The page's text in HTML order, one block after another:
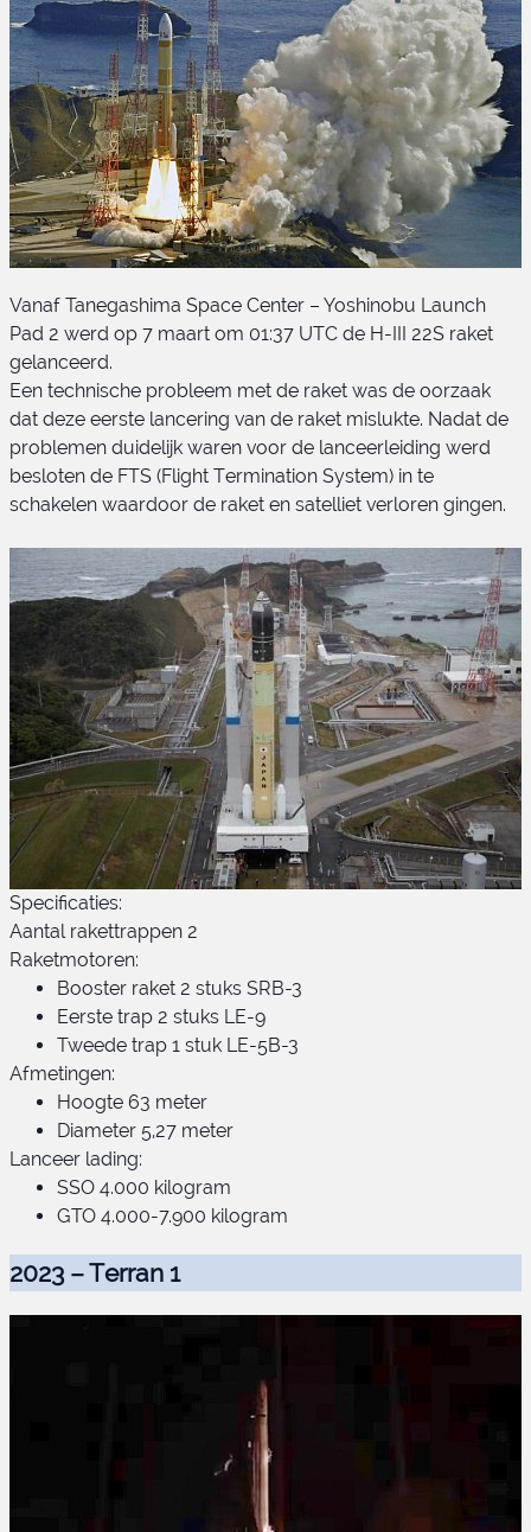
H-III 22S raket
Vanaf Tanegashima Space Center – Yoshinobu Launch
Pad 2 werd op 7 maart om 01:37 UTC de H-III 22S raket
gelanceerd.
Een technische probleem met de raket was de oorzaak
dat deze eerste lancering van de raket mislukte. Nadat de
problemen duidelijk waren voor de lanceerleiding werd
besloten de FTS (Flight Termination System) in te
schakelen waardoor de raket en satelliet verloren gingen.
H-III 22S raket
Specificaties:
Aantal rakettrappen 2
Raketmotoren:
Booster raket 2 stuks SRB-3
Eerste trap 2 stuks LE-9
Tweede trap 1 stuk LE-5B-3
Afmetingen:
Hoogte 63 meter
Diameter 5,27 meter
Lanceer lading:
SSO 4.000 kilogram
GTO 4.000-7.900 kilogram
2023 – Terran 1